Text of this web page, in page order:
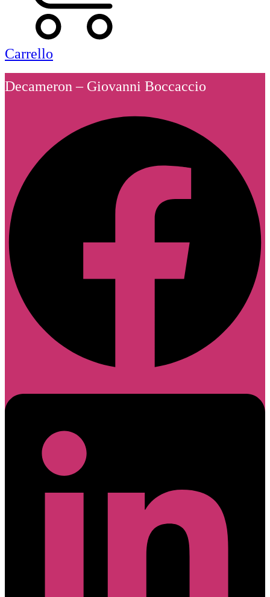
Carrello
Decameron – Giovanni Boccaccio